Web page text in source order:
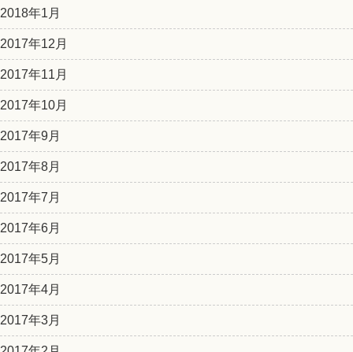
2018年1月
2017年12月
2017年11月
2017年10月
2017年9月
2017年8月
2017年7月
2017年6月
2017年5月
2017年4月
2017年3月